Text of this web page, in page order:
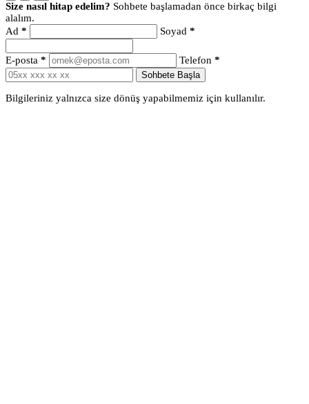
Size nasıl hitap edelim? Sohbete başlamadan önce birkaç bilgi
alalım.
Ad * Soyad *
E-posta * Telefon *
Sohbete Başla
Bilgileriniz yalnızca size dönüş yapabilmemiz için kullanılır.